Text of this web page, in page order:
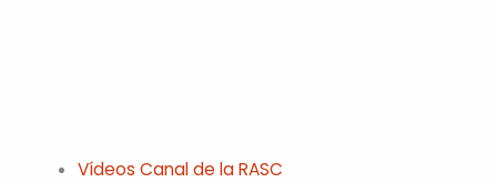
Vídeos Canal de la RASC